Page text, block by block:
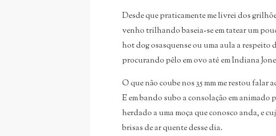
Desde que praticamente me livrei dos
venho trilhando baseia-se em tatear um
hot dog osasquense ou uma aula a
procurando pêlo em ovo até em Indiana
O que não coube nos 35 mm me restou falar
E em bando subo a consolação em
herdado a uma moça que conosco anda, e
brisas de ar quente desse dia.